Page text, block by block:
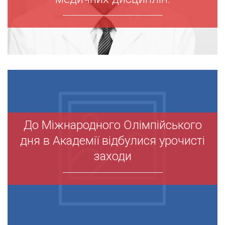
До Міжнародного Олімпійського
дня в Академії відбулися урочисті
заходи
До Міжнародного Олімпійського
дня в Академії відбулися урочисті
заходи